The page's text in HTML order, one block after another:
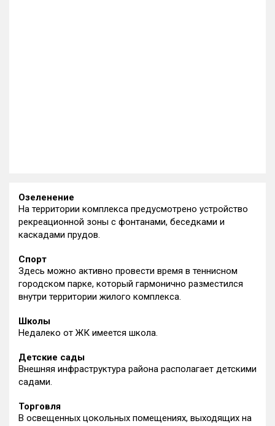
Озеленение
На территории комплекса предусмотрено устройство
рекреационной зоны с фонтанами, беседками и
каскадами прудов.
Спорт
Здесь можно активно провести время в теннисном
городском парке, который гармонично разместился
внутри территории жилого комплекса.
Школы
Недалеко от ЖК имеется школа.
Детские сады
Внешняя инфраструктура района располагает детскими
садами.
Торговля
В освещенных цокольных помещениях, выходящих на